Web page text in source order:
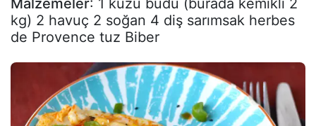
kg) 2 havuç 2 soğan 4 diş sarımsak herbes
de Provence tuz Biber